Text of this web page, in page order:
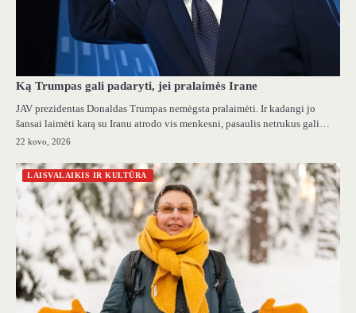
Ką Trumpas gali padaryti, jei pralaimės Irane
JAV prezidentas Donaldas Trumpas nemėgsta pralaimėti. Ir kadangi jo
šansai laimėti karą su Iranu atrodo vis menkesni, pasaulis netrukus gali…
22 kovo, 2026
LAISVALAIKIS IR KULTŪRA